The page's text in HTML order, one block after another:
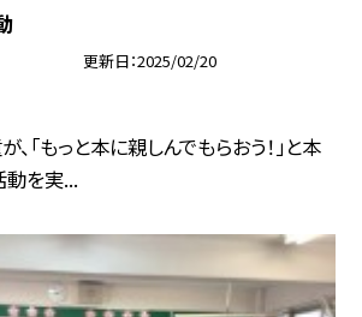
更新日 2025/02/20
「もっと本に親しんでもらおう！」と本
動を実...